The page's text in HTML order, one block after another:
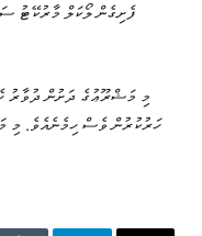
މި މަޝްރޫޢުގެ ދަށުން ދުވާރު
ހަރުކުރުން ވެސް ހިމެނެއެވެ. މި